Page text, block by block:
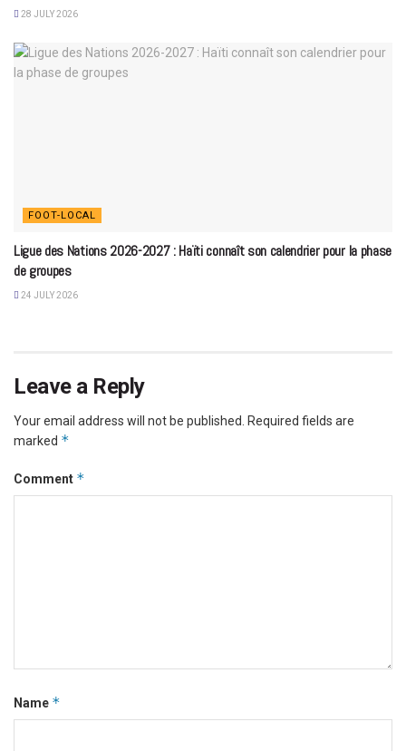
28 JULY 2026
FOOT-LOCAL
Ligue des Nations 2026-2027 : Haïti connaît son calendrier pour la phase
de groupes
24 JULY 2026
Leave a Reply
Your email address will not be published.
Required fields are
marked *
Comment *
Name *